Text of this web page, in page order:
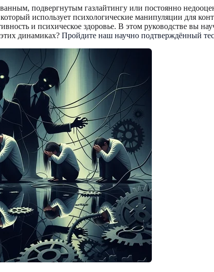
подвергнутым газлайтингу или постоянно
использует психологические манипуляции для
и психическое здоровье. В этом руководстве вы
динамиках? Пройдите наш научно подтверждённый